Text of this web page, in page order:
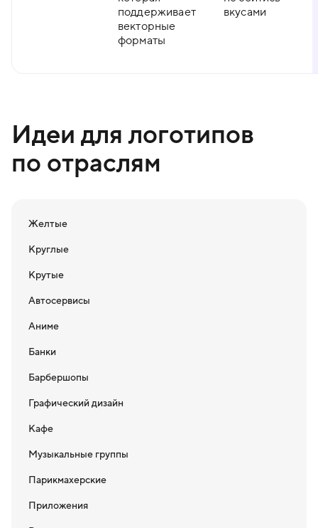
поддерживает
векторные
форматы
вкусами
Идеи для логотипов
по отраслям
Желтые
Круглые
Крутые
Автосервисы
Аниме
Банки
Барбершопы
Графический дизайн
Кафе
Музыкальные группы
Парикмахерские
Приложения